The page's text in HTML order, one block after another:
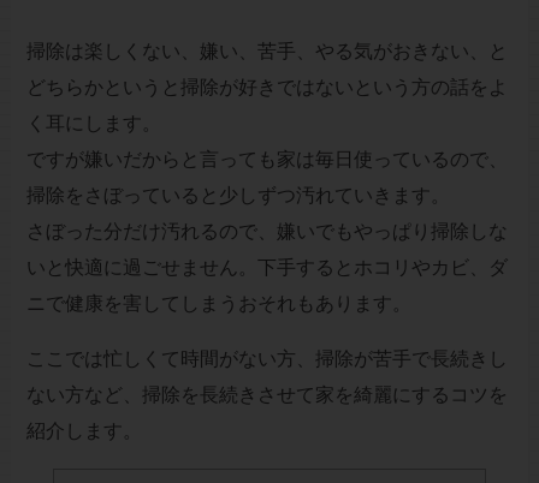
掃除は楽しくない、嫌い、苦手、やる気がおきない、と
どちらかというと掃除が好きではないという方の話をよ
く耳にします。
ですが嫌いだからと言っても家は毎日使っているので、
掃除をさぼっていると少しずつ汚れていきます。
さぼった分だけ汚れるので、嫌いでもやっぱり掃除しな
いと快適に過ごせません。下手するとホコリやカビ、ダ
ニで健康を害してしまうおそれもあります。
ここでは忙しくて時間がない方、掃除が苦手で長続きし
ない方など、掃除を長続きさせて家を綺麗にするコツを
紹介します。